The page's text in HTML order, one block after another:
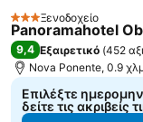
3 ΑστέριαΞενοδοχείο
Panoramahotel
9,4 Εξαιρετικό (452
Nova Ponente, 0.9
Επιλέξτε
δείτε τις ακριβείς